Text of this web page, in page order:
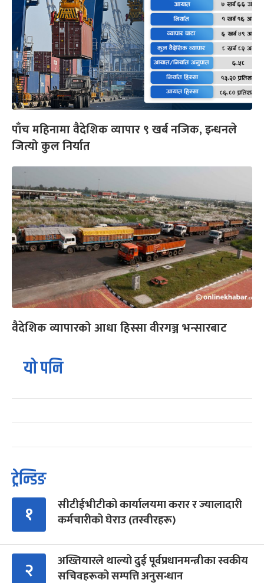
पाँच महिनामा वैदेशिक व्यापार ९ खर्ब नजिक, इन्धनले
जित्यो कुल निर्यात
वैदेशिक व्यापारको आधा हिस्सा वीरगञ्ज भन्सारबाट
यो पनि
ट्रेन्डिङ
१
सीटीईभीटीको कार्यालयमा करार र ज्यालादारी
कर्मचारीको घेराउ (तस्वीरहरू)
२
अख्तियारले थाल्यो दुई पूर्वप्रधानमन्त्रीका स्वकीय
सचिवहरूको सम्पत्ति अनुसन्धान